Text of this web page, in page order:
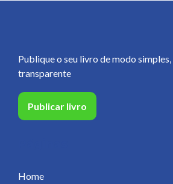
Publique o seu livro de modo
transparente
Publicar livro
Home